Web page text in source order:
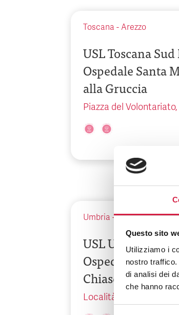
Questo sito
Utilizziamo i
nostro
di analisi dei
che hanno
Toscana - Arezzo
USL Toscana Sud
Ospedale Santa
alla Gruccia
Piazza del Volontariato,
Umbria -Perugia
USL Umbria 1 –
Ospedaliero Alto
Chiascio
Località Branca